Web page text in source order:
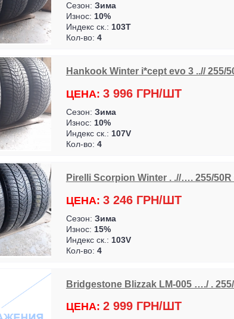
Сезон: Зима
Износ: 10%
Индекс ск.: 103T
Кол-во: 4
Hankook Winter i*cept evo 3 ..// 255/
ЦЕНА: 3 996 ГРН/ШТ
Сезон: Зима
Износ: 10%
Индекс ск.: 107V
Кол-во: 4
Pirelli Scorpion Winter . .//…. 255/50R
ЦЕНА: 3 246 ГРН/ШТ
Сезон: Зима
Износ: 15%
Индекс ск.: 103V
Кол-во: 4
Bridgestone Blizzak LM-005 …./ .
ЦЕНА: 2 999 ГРН/ШТ